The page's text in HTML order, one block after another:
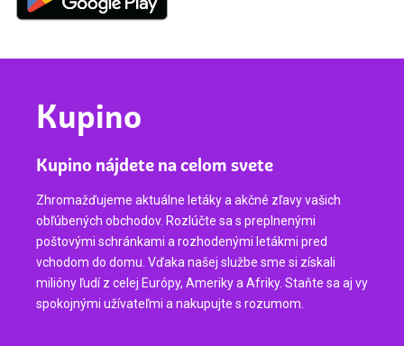
Kupino
Kupino nájdete na celom svete
Zhromažďujeme aktuálne letáky a akčné zľavy vašich
obľúbených obchodov. Rozlúčte sa s preplnenými
poštovými schránkami a rozhodenými letákmi pred
vchodom do domu. Vďaka našej službe sme si získali
milióny ľudí z celej Európy, Ameriky a Afriky. Staňte sa aj vy
spokojnými užívateľmi a nakupujte s rozumom.